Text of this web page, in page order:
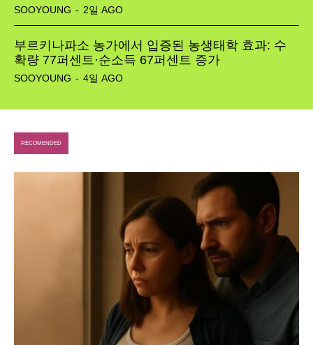
SOOYOUNG - 2일 AGO
부르키나파소 농가에서 입증된 농생태학 효과: 수
확량 77퍼센트·순소득 67퍼센트 증가
SOOYOUNG - 4일 AGO
RECOMENDED